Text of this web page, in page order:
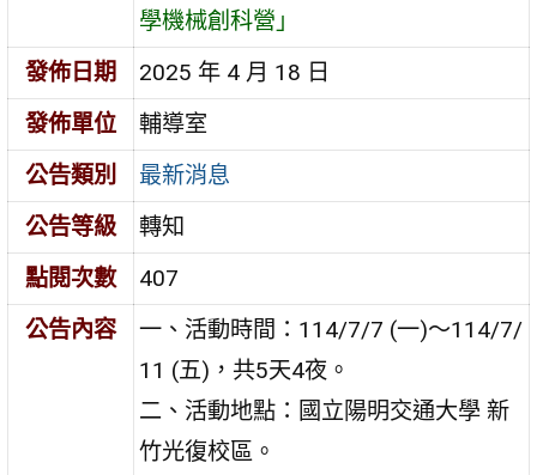
學機械創科營」
發佈日期
2025 年 4 月 18 日
發佈單位
輔導室
公告類別
最新消息
公告等級
轉知
點閱次數
407
公告內容
一、活動時間：114/7/7 (一)～114/7/
11 (五)，共5天4夜。
二、活動地點：國立陽明交通大學 新
竹光復校區。